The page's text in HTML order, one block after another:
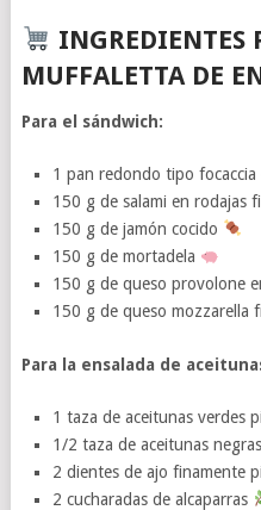
INGREDIENTES
MUFFALETTA DE
Para el sándwich:
1 pan redondo tipo
150 g de salami en rodajas
150 g de jamón cocido
150 g de mortadela
150 g de queso provolone
150 g de queso mozzarella
Para la ensalada de
1 taza de aceitunas verdes
1/2 taza de aceitunas
2 dientes de ajo finamente
2 cucharadas de alcaparras